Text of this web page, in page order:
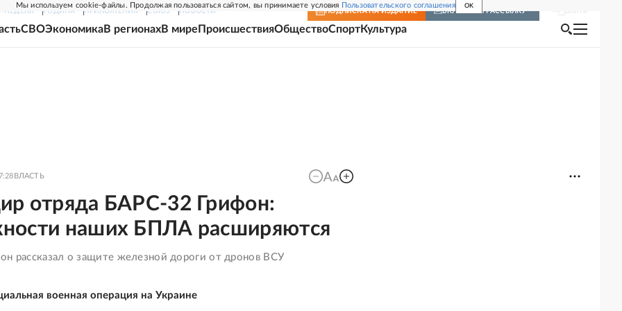
Мы используем cookie-файлы. Продолжая пользоваться сайтом, вы принимаете условия Пользовательского соглашения OK
НЕДЕЛЯ РОДИНА ПРИЛОЖЕНИЯ СОЮЗ НОВОСТИ ПОДПИСКА НА ИЗДАНИЕ ВКЛЮЧИТЬ РАССЫЛКУ
СВОЭкономикаВ регионахВ мире ПроисшествияОбществоСпортКультура
ВЛАСТЬ
отряда БАРС-32 Грифон:
наших БПЛА расширяются
рассказал о защите железной дороги от дронов ВСУ
военная операция на Украине